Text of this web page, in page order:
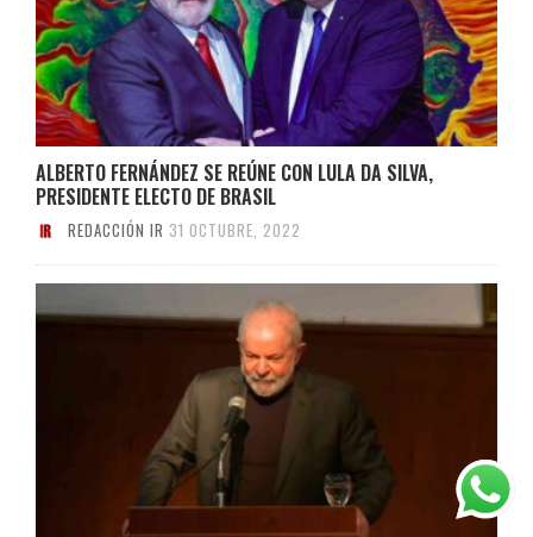
ALBERTO FERNÁNDEZ SE REÚNE CON LULA DA SILVA,
PRESIDENTE ELECTO DE BRASIL
REDACCIÓN IR 31 OCTUBRE, 2022